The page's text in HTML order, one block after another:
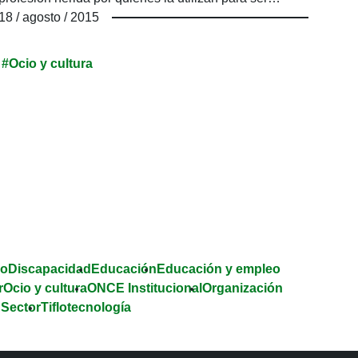
cómplices del poder y satisfacer sus dudosas
18 / agosto / 2015
#Ocio y cultura
Discapacidad Educación Educación y empleo
Ocio y culturaONCE Institucional Organización
Tiflotecnología